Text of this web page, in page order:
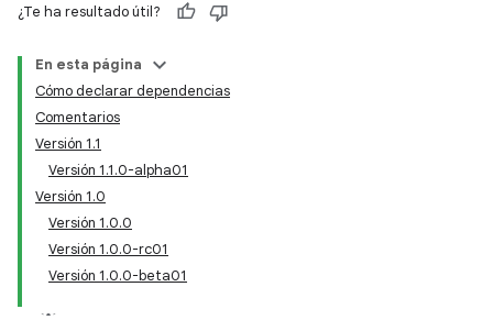
¿Te ha resultado útil?
En esta página
Cómo declarar dependencias
Comentarios
Versión 1.1
Versión 1.1.0-alpha01
Versión 1.0
Versión 1.0.0
Versión 1.0.0-rc01
Versión 1.0.0-beta01